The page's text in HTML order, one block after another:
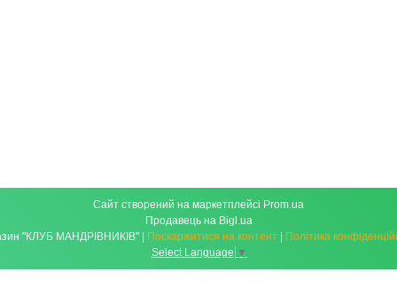
Сайт створений на маркетплейсі Prom.ua
Продавець на Bigl.ua
Магазин "КЛУБ МАНДРІВНИКІВ" | Поскаржитися на контент | Політика
Select Language ▼